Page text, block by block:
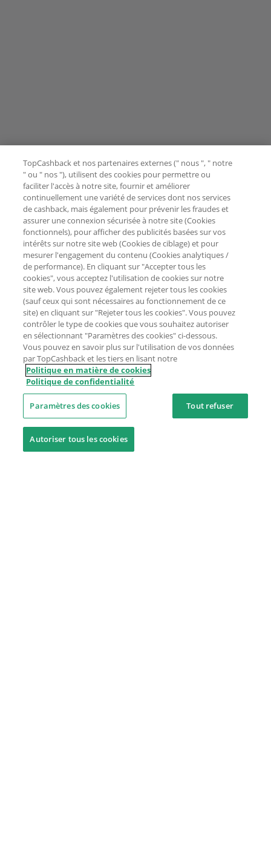
TopCashback et nos partenaires externes (" nous ", " notre
" ou " nos "), utilisent des cookies pour permettre ou
faciliter l'accès à notre site, fournir et améliorer
continuellement une variété de services dont nos services
de cashback, mais également pour prévenir les fraudes et
assurer une connexion sécurisée à notre site (Cookies
fonctionnels), pour afficher des publicités basées sur vos
intérêts sur notre site web (Cookies de ciblage) et pour
mesurer l'engagement du contenu (Cookies analytiques /
de performance). En cliquant sur "Accepter tous les
cookies", vous acceptez l'utilisation de cookies sur notre
site web. Vous pouvez également rejeter tous les cookies
(sauf ceux qui sont nécessaires au fonctionnement de ce
site) en cliquant sur "Rejeter tous les cookies". Vous pouvez
contrôler le type de cookies que vous souhaitez autoriser
en sélectionnant "Paramètres des cookies" ci-dessous.
Vous pouvez en savoir plus sur l'utilisation de vos données
par TopCashback et les tiers en lisant notre
Politique en matière de cookies
Politique de confidentialité
Paramètres des cookies Tout refuser
Autoriser tous les cookies